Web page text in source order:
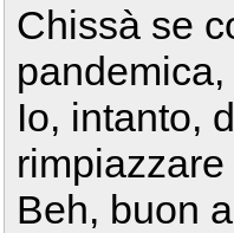
Chissà se
Io, intanto,
Beh, buon